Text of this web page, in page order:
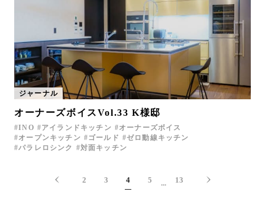
ジャーナル
オーナーズボイスVol.33 K様邸
INO アイランドキッチン
オーナーズボイス
オープンキッチン
ゴールド
ゼロ動線キッチン
パラレロシンク
対面キッチン
2 3 4 5 ... 13